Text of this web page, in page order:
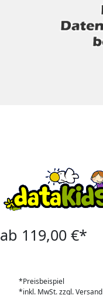
ab 119,00 €*
*Preisbeispiel
*inkl. MwSt. zzgl. Versand